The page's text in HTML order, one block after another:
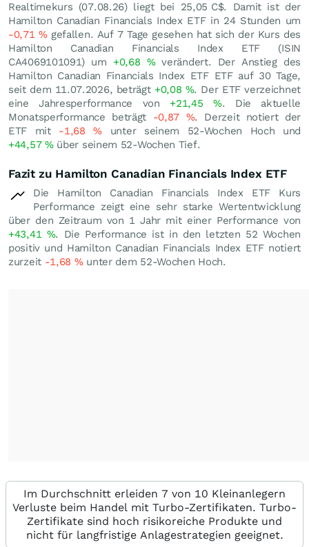
Realtimekurs (07.08.26) liegt bei 25,05 C$. Damit ist der
Hamilton Canadian Financials Index ETF in 24 Stunden um
-0,71 %gefallen. Auf 7 Tage gesehen hat sich der Kurs des
Hamilton Canadian Financials Index ETF (ISIN
CA4069101091) um +0,68 %verändert. Der Anstieg des
Hamilton Canadian Financials Index ETF ETF auf 30 Tage,
seit dem 11.07.2026, beträgt +0,08 %. Der ETF verzeichnet
eine Jahresperformance von +21,45 %. Die aktuelle
Monatsperformance beträgt -0,87 %. Derzeit notiert der
ETF mit -1,68% unter seinem 52-Wochen Hoch und
+44,57 %über seinem 52-Wochen Tief.
Fazit zu Hamilton Canadian Financials Index ETF
Die Hamilton Canadian Financials Index ETF Kurs
Performance zeigt eine sehr starke Wertentwicklung
über den Zeitraum von 1 Jahr mit einer Performance von
+43,41 %. Die Performance ist in den letzten 52 Wochen
positiv und Hamilton Canadian Financials Index ETF notiert
zurzeit -1,68 %unter dem 52-Wochen Hoch.
Im Durchschnitt erleiden 7 von 10 Kleinanlegern
Verluste beim Handel mit Turbo-Zertifikaten. Turbo-
Zertifikate sind hoch risikoreiche Produkte und
nicht für langfristige Anlagestrategien geeignet.